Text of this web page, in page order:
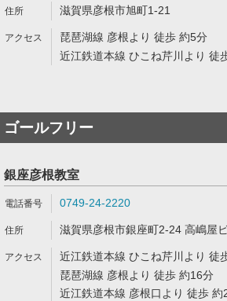
滋賀県彦根市旭町1-21
琵琶湖線 彦根より 徒歩 約5分
近江鉄道本線 ひこね芹川より 徒
ゴールフリー
銀座彦根教室
0749-24-2220
滋賀県彦根市銀座町2-24 高嶋屋
近江鉄道本線 ひこね芹川より 徒
琵琶湖線 彦根より 徒歩 約16分
近江鉄道本線 彦根口より 徒歩 約